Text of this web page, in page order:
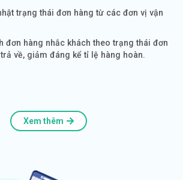
trạng thái đơn hàng từ các đơn vị vận
đơn hàng nhắc khách theo trạng thái đơn
về, giảm đáng kể tỉ lệ hàng hoàn.
Xem thêm